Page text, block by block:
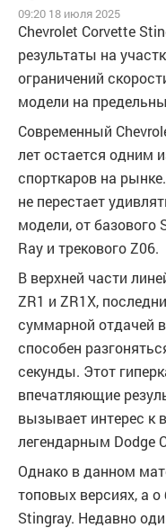
09:20 18 июля 2025
Chevrolet Corvette
результаты на
ограничений
модели на
Современный
лет остается одним
спорткаров на
не перестает
модели, от базового
Ray и трекового Z06.
В верхней части
ZR1 и ZR1X,
суммарной отдачей
способен
секунды. Этот
впечатляющие
вызывает интерес к
легендарным Dodge
Однако в данном
топовых версиях, а
Stingray. Недавно